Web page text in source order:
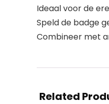
Ideaal voor de
Speld de badge
Combineer met
Related